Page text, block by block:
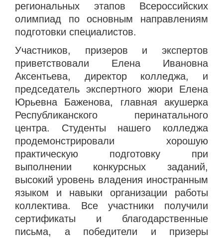
региональных этапов Всероссийских
олимпиад по основным направлениям
подготовки специалистов.
Участников, призеров и экспертов
приветствовали Елена Ивановна
Аксентьева, директор колледжа, и
председатель экспертного жюри Елена
Юрьевна Баженова, главная акушерка
Республиканского перинатального
центра. Студенты нашего колледжа
продемонстрировали хорошую
практическую подготовку при
выполнении конкурсных заданий,
высокий уровень владения иностранным
языком и навыки организации работы
коллектива. Все участники получили
сертификаты и благодарственные
письма, а победители и призеры